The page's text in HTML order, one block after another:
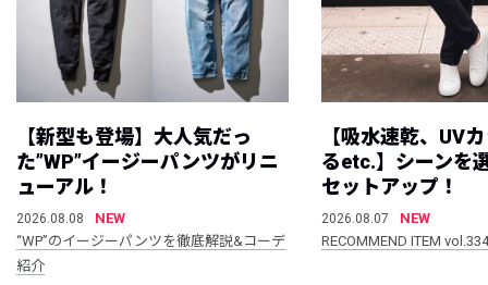
【新型も登場】大人気だっ
た”WP”イージーパンツがリニ
ューアル！
2026.08.08
NEW
“WP”のイージーパンツを徹底解説&コーデ
紹介
【吸水速乾、UV
るetc.】シーンを
セットアップ！
2026.08.07
NEW
RECOMMEND ITEM vol.334